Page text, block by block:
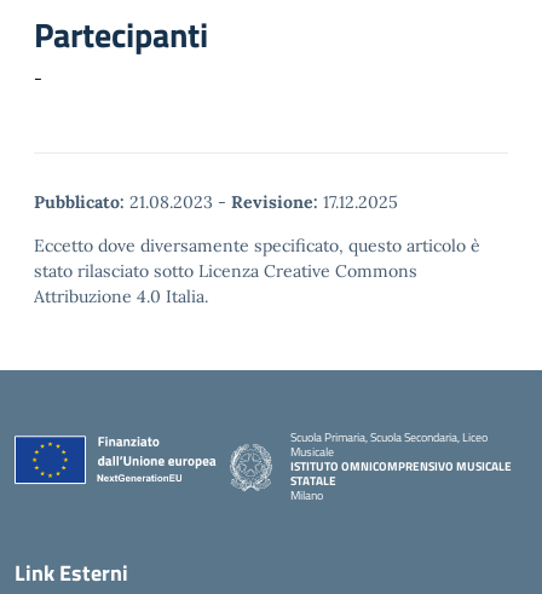
Partecipanti
-
Pubblicato: 21.08.2023 - Revisione: 17.12.2025
Eccetto dove diversamente specificato, questo articolo è
stato rilasciato sotto Licenza Creative Commons
Attribuzione 4.0 Italia.
Scuola Primaria, Scuola Secondaria, Liceo
Musicale
ISTITUTO OMNICOMPRENSIVO MUSICALE
STATALE
Milano
Link Esterni